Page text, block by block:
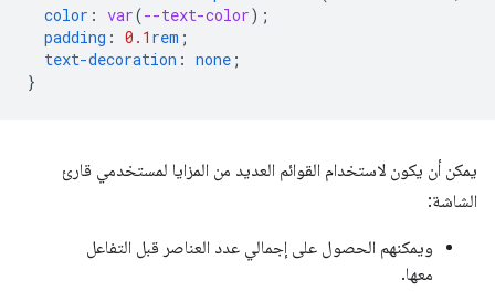
color : var(--text-color);
padding : 0.1 rem ;
text-decoration : none ;
}
يمكن أن يكون لاستخدام القوائم العديد من المزايا لمستخدمي قارئ
الشاشة:
ويمكنهم الحصول على إجمالي عدد العناصر قبل التفاعل
معها.